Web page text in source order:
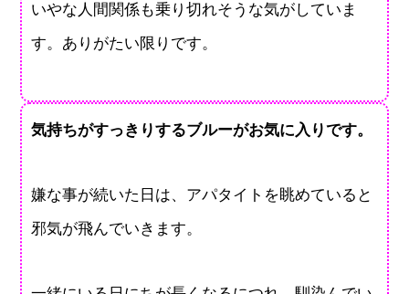
いやな人間関係も乗り切れそうな気がしていま
す。ありがたい限りです。
気持ちがすっきりするブルーがお気に入りです。
嫌な事が続いた日は、アパタイトを眺めていると
邪気が飛んでいきます。